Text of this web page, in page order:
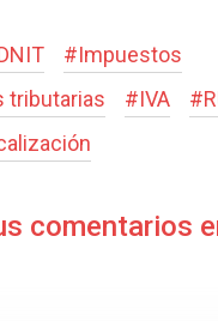
#Impuestos
tributarias #IVA #
comentarios